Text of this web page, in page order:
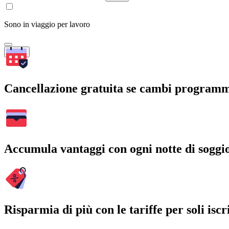
Sono in viaggio per lavoro
Cerca
Cancellazione gratuita se cambi
Accumula vantaggi con ogni notte di
Risparmia di più con le tariffe per soli